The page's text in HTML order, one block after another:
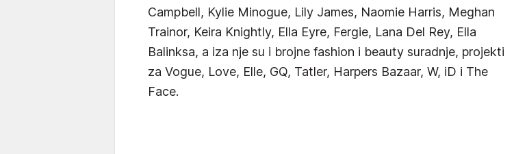
Campbell, Kylie Minogue, Lily James, Naomie Harris, Meghan
Trainor, Keira Knightly, Ella Eyre, Fergie, Lana Del Rey, Ella
Balinksa, a iza nje su i brojne fashion i beauty suradnje, projekti
za Vogue, Love, Elle, GQ, Tatler, Harpers Bazaar, W, iD i The
Face.